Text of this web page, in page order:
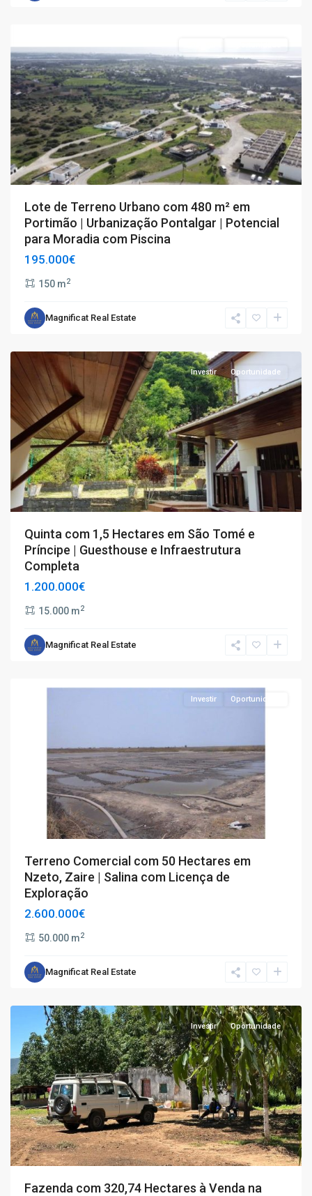
Lote de Terreno Urbano com 480 m² em
Portimão | Urbanização Pontalgar | Potencial
para Moradia com Piscina
195.000€
150 m2
Magnificat Real Estate
Investir Oportunidade
Quinta com 1,5 Hectares em São Tomé e
Príncipe | Guesthouse e Infraestrutura
Completa
1.200.000€
15.000 m2
Magnificat Real Estate
Investir Oportunidade
Terreno Comercial com 50 Hectares em
Nzeto, Zaire | Salina com Licença de
Exploração
2.600.000€
50.000 m2
Magnificat Real Estate
Investir Oportunidade
Fazenda com 320,74 Hectares à Venda na